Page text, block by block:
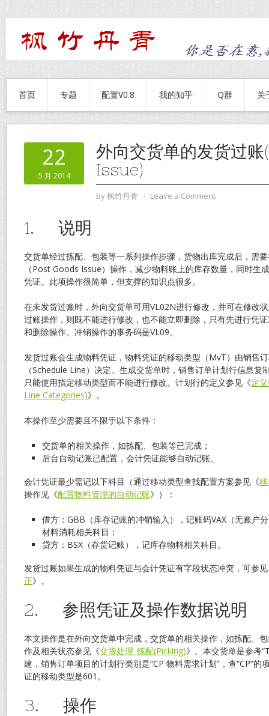
首页 专题 配置V0.8 我的知乎 Q群 关
22
5 月 2014
外向交货单的发货过
Issue)
by枫竹丹青 ⋅ Leave a Comment
1. 说明
交货单经过拣配、包装等一系列操作步骤，货物出库完成后，需
（Post Goods Issue）操作，减少物料账上的库存数量，同时生
凭证。此项操作很简单，但支撑的知识点很多。
在未发货过账时，外向交货单可用VL02N进行修改，并可在修改
过账操作，则既不能进行修改，也不能立即删除，只有先进行凭
和删除操作。冲销操作的事务码是VL09。
发货过账会生成物料凭证，物料凭证的移动类型（MvT）由销售
（Schedule Line）决定。生成交货单时，销售订单计划行信息复
只能使用指定移动类型而不能进行修改。计划行的定义参见《定
Line Categories)》。
本操作至少需要且不限于以下条件：
交货单的相关操作，如拣配、包装等已完成；
后台自动记账已配置，会计凭证能够自动记账。
会计凭证最少需记以下科目（通过移动类型查找配置方案参见《
操作见《配置物料管理的自动记账》）：
借方：GBB（库存记账的冲销输入），记账码VAX（无账户
材料消耗相关科目；
贷方：BSX（存货记账），记库存物料相关科目。
发货过账如果生成的物料凭证与会计凭证有字段状态冲突，可参
正》。
2. 参照凭证及操作数据说明
本文操作是在外向交货单中完成，交货单的相关操作，如拣配、
作及相关状态参见《交货处理_拣配(Picking)》。本交货单是参考
建，销售订单项目的计划行类别是“CP 物料需求计划”，查“CP”的
证的移动类型是601。
3. 操作